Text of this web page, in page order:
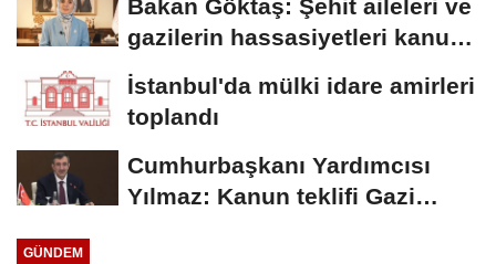
Bakan Göktaş: Şehit aileleri ve
gazilerin hassasiyetleri kanun
teklifinde...
İstanbul'da mülki idare amirleri
toplandı
Cumhurbaşkanı Yardımcısı
Yılmaz: Kanun teklifi Gazi
GÜNDEM